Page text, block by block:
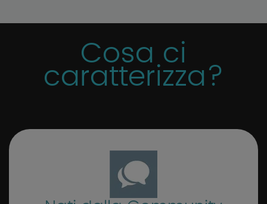
Cosa ci
caratterizza?